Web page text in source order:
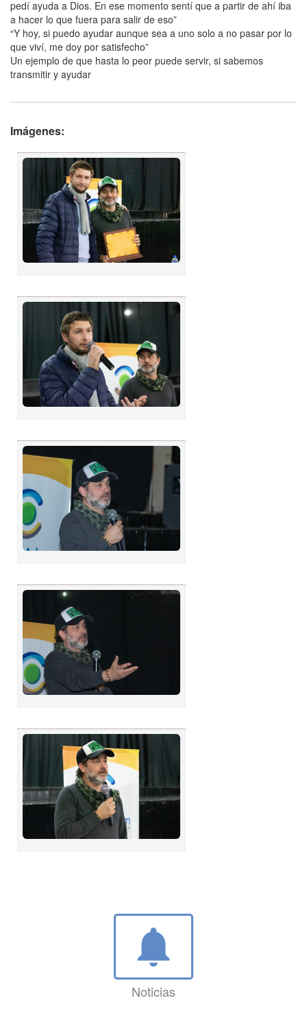
pedí ayuda a Dios. En ese momento sentí que a partir de ahí iba
a hacer lo que fuera para salir de eso”
“Y hoy, si puedo ayudar aunque sea a uno solo a no pasar por lo
que viví, me doy por satisfecho”
Un ejemplo de que hasta lo peor puede servir, si sabemos
transmitir y ayudar
Imágenes:
notifications
Noticias